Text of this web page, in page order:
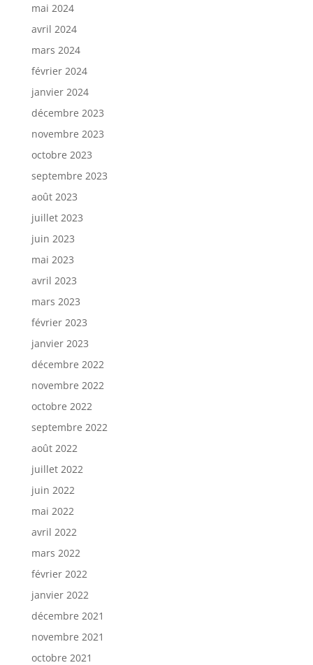
mai 2024
avril 2024
mars 2024
février 2024
janvier 2024
décembre 2023
novembre 2023
octobre 2023
septembre 2023
août 2023
juillet 2023
juin 2023
mai 2023
avril 2023
mars 2023
février 2023
janvier 2023
décembre 2022
novembre 2022
octobre 2022
septembre 2022
août 2022
juillet 2022
juin 2022
mai 2022
avril 2022
mars 2022
février 2022
janvier 2022
décembre 2021
novembre 2021
octobre 2021